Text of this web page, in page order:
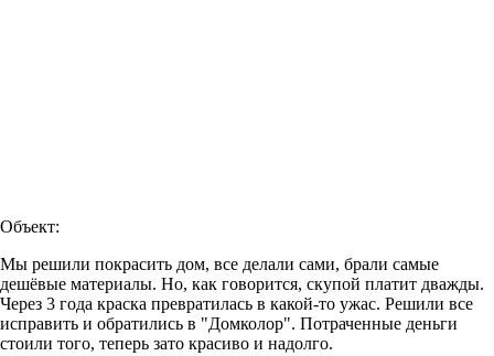
Объект:
Мы решили покрасить дом, все делали сами, брали самые
дешёвые материалы. Но, как говорится, скупой платит дважды.
Через 3 года краска превратилась в какой-то ужас. Решили все
исправить и обратились в "Домколор". Потраченные деньги
стоили того, теперь зато красиво и надолго.